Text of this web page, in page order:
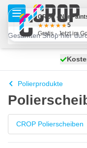
Zum Inhalt springen
Polierprodukte
CROP Polierscheiben
CROP -
5
Gratis - Jetzt im